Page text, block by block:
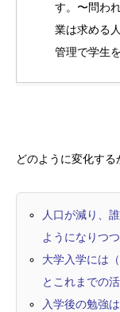
す。〜問わ
業は求める
管理で学生
どのように変化する
人口が減り、
ようになりつつ
大学入学には
とこれまでの
入学後の勉強